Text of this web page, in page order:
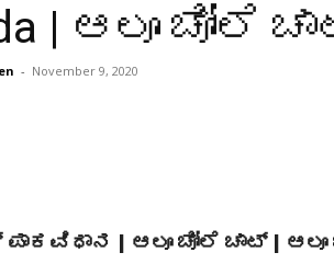
| ಆಲೂ ಚೋಲೆ
- November 9, 2020
ಪಾಕವಿಧಾನ | ಆಲೂ ಚೋಲೆ ಚಾಟ್ |